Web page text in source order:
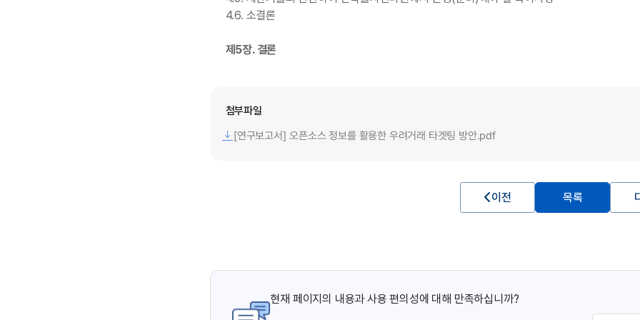
4.6. 소결론
제5장. 결론
첨부파일
[연구보고서] 오픈소스 정보를 활용한 우려거래 타겟팅 방안.pdf
이전 목록
현재 페이지의 내용과 사용 편의성에 대해 만족하십니까?